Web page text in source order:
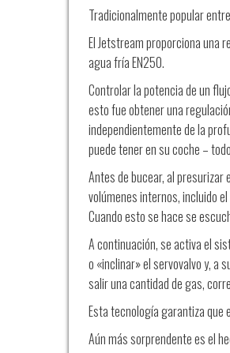
Tradicionalmente popular
El Jetstream proporciona una
agua fría EN250.
Controlar la potencia de un
esto fue obtener una
independientemente de la
puede tener en su coche –
Antes de bucear, al presurizar
volúmenes internos, incluido
Cuando esto se hace se
A continuación, se activa el
o «inclinar» el servovalvo y, a
salir una cantidad de gas,
Esta tecnología garantiza que
Aún más sorprendente es el